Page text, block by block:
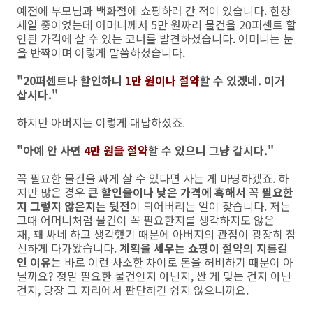
예전에 부모님과 백화점에 쇼핑하러 간 적이 있습니다. 한창
세일 중이었는데 어머니께서 5만 원짜리 물건을 20퍼센트 할
인된 가격에 살 수 있는 코너를 발견하셨습니다. 어머니는 눈
을 반짝이며 이렇게 말씀하셨습니다.
"20퍼센트나 할인하니 1만 원이나 절약할 수 있겠네. 이거
삽시다."
하지만 아버지는 이렇게 대답하셨죠.
"아예 안 사면 4만 원을 절약할 수 있으니 그냥 갑시다."
꼭 필요한 물건을 싸게 살 수 있다면 사는 게 마땅하겠죠. 하
지만 많은 경우 큰 할인율이나 낮은 가격에 혹해서 꼭 필요한
지 그렇지 않은지는 뒷전이 되어버리는 일이 잦습니다. 저는
그때 어머니처럼 물건이 꼭 필요한지를 생각하지도 않은
채, 꽤 싸네 하고 생각했기 때문에 아버지의 관점이 굉장히 참
신하게 다가왔습니다.계획을 세우는 쇼핑이 절약의 지름길
인 이유는 바로 이런 사소한 차이로 돈을 허비하기 때문이 아
닐까요? 정말 필요한 물건인지 아닌지, 싼 게 맞는 건지 아닌
건지, 당장 그 자리에서 판단하긴 쉽지 않으니까요.